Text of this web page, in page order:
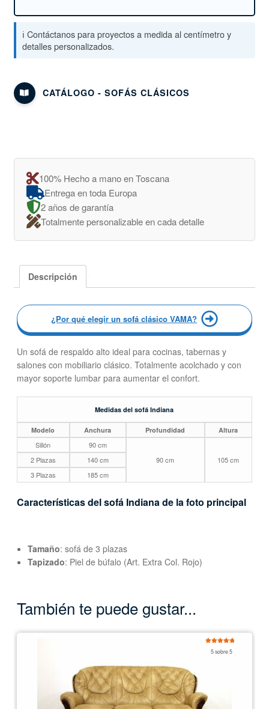
ℹ️ Contáctanos para proyectos a medida al centímetro y
detalles personalizados.
CATÁLOGO - SOFÁS CLÁSICOS
100% Hecho a mano en Toscana
Entrega en toda Europa
2 años de garantía
Totalmente personalizable en cada detalle
Descripción
¿Por qué elegir un sofá clásico VAMA?
Un sofá de respaldo alto ideal para cocinas, tabernas y
salones con mobiliario clásico. Totalmente acolchado y con
mayor soporte lumbar para aumentar el confort.
Medidas del sofá Indiana
Modelo Anchura Profundidad Altura
Sillón
90 cm
90 cm
105 cm
2 Plazas
140 cm
3 Plazas
185 cm
Características del sofá Indiana de la foto principal
Tamaño: sofá de 3 plazas
Tapizado: Piel de búfalo (Art. Extra Col. Rojo)
También te puede gustar...
5 sobre 5